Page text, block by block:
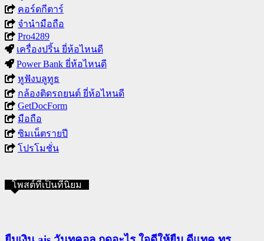
คอร์ดกีตาร์
จำนำมือถือ
Pro4289
เครื่องปริ้น ยี่ห้อไหนดี
Power Bank ยี่ห้อไหนดี
หูฟังบลูทูธ
กล้องติดรถยนต์ ยี่ห้อไหนดี
GetDocForm
มือถือ
ซิมเน็ตรายปี
โปรโมชั่น
โพสต์ที่เป็นที่นิยม